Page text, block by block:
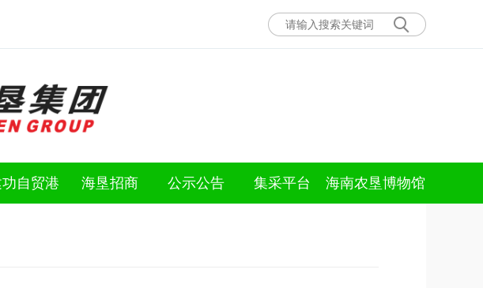
自贸港 海垦招商 公示公告 集采平台 海南农垦博物馆